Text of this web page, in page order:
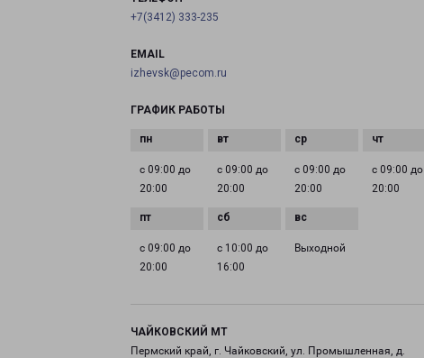
+7(3412) 333-235
EMAIL
izhevsk@pecom.ru
ГРАФИК РАБОТЫ
с 09:00 до
20:00
с 09:00 до
20:00
с 09:00 до
20:00
с 09:00 до
20:00
с 09:00 до
20:00
с 10:00 до
16:00
Выходной
ЧАЙКОВСКИЙ МТ
Пермский край, г. Чайковский, ул. Промышленная, д.